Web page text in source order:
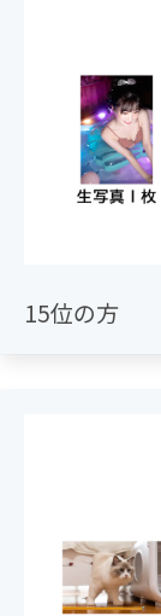
15位の方